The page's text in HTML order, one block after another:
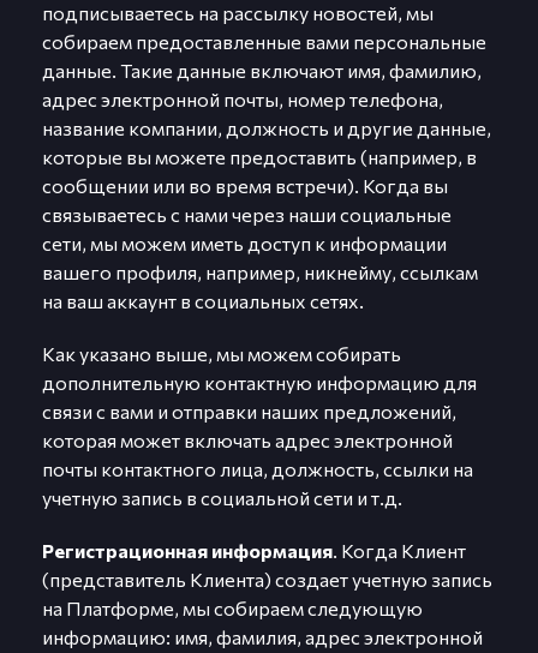
подписываетесь на рассылку новостей, мы
собираем предоставленные вами персональные
данные. Такие данные включают имя, фамилию,
адрес электронной почты, номер телефона,
название компании, должность и другие данные,
которые вы можете предоставить (например, в
сообщении или во время встречи). Когда вы
связываетесь с нами через наши социальные
сети, мы можем иметь доступ к информации
вашего профиля, например, никнейму, ссылкам
на ваш аккаунт в социальных сетях.
Как указано выше, мы можем собирать
дополнительную контактную информацию для
связи с вами и отправки наших предложений,
которая может включать адрес электронной
почты контактного лица, должность, ссылки на
учетную запись в социальной сети и т.д.
Регистрационная информация. Когда Клиент
(представитель Клиента) создает учетную запись
на Платформе, мы собираем следующую
информацию: имя, фамилия, адрес электронной